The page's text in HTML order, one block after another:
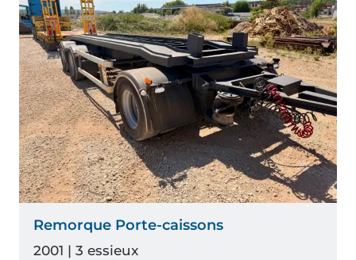
Remorque Porte-caissons
2001 | 3 essieux